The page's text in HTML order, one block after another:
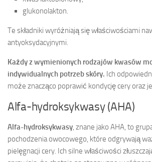
glukonolakton.
Te składniki wyróżniają się właściwościami
antyoksydacyjnymi.
Każdy z wymienionych rodzajów kwasów
indywidualnych potrzeb skóry. Ich
może znacząco poprawić kondycję cery oraz
Alfa-hydroksykwasy (AHA)
Alfa-hydroksykwasy, znane jako AHA, to
pochodzenia owocowego, które odgrywają
pielęgnacji cery. Ich silne właściwości